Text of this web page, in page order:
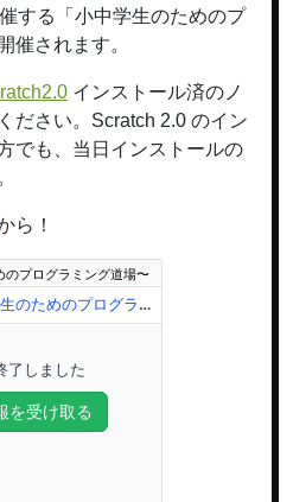
する「小中学生のためのプ
催されます。
インストール済のノ
ださい。Scratch 2.0 のイン
でも、当日インストールの
ら！